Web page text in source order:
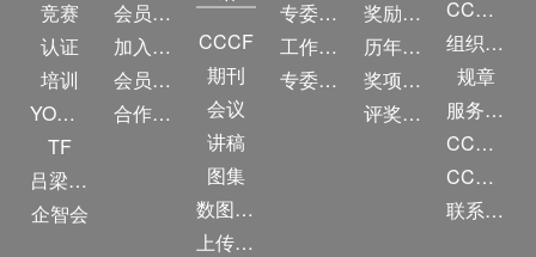
竞赛
认证
培训
YOCSEF
TF
吕梁振兴
企智会
会员权益
加入CCF
会员交费
合作伙伴
CCCF
期刊
会议
讲稿
图集
数图编审委员会
上传/发布作品
专委条例
工作问答
专委名单
奖励目录
历年获奖名单
奖项推荐
评奖条例
CCF简介
组织机构
规章
服务项目
CCF大事记
CCF创建60周年
联系我们